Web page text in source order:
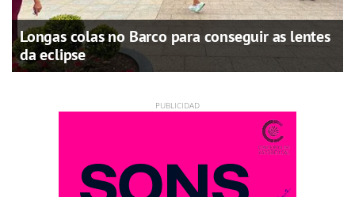
Longas colas no Barco para conseguir as lentes
da eclipse